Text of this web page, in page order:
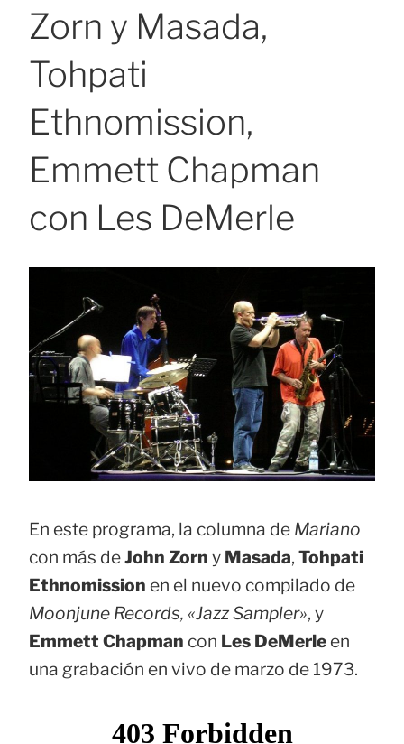
Zorn y Masada,
Tohpati
Ethnomission,
Emmett Chapman
con Les DeMerle
En este programa, la columna de Mariano
con más deJohn Zorn y Masada, Tohpati
Ethnomission en el nuevo compilado de
Moonjune Records, «Jazz Sampler», y
Emmett Chapman con Les DeMerle en
una grabación en vivo de marzo de 1973.